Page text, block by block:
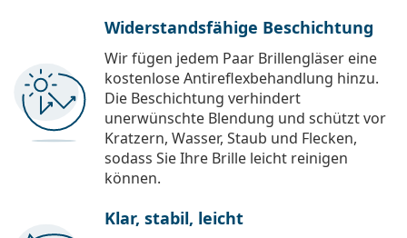
Widerstandsfähige Beschichtung
Wir fügen jedem Paar Brillengläser eine
kostenlose Antireflexbehandlung hinzu.
Die Beschichtung verhindert
unerwünschte Blendung und schützt vor
Kratzern, Wasser, Staub und Flecken,
sodass Sie Ihre Brille leicht reinigen
können.
Klar, stabil, leicht